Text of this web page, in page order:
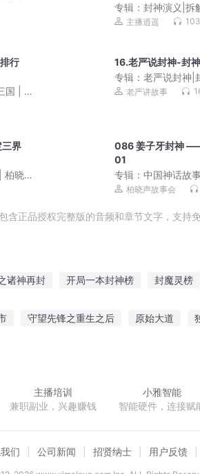
专辑：封神演义|拆
榜解析
主播逍遥
行
国 | 人
16.老严说封神-封
专辑：老严说封神|
讲名著
老严讲故事
界
晓声
086 姜子牙封神
01
专辑：中国神话故
故事会
柏晓声故事会
正品授权完整版的音频和章节文字，支持
诸神再封 开局一本封神榜 封魔灵榜
封神榜明兮篇 异世封神榜 我的系
守望先锋之重生之后 原始大道
主播培训
兼职副业，兴趣赚钱
小雅智能
智能硬件，连接赋
们 公司新闻 招贤纳士 用户反馈